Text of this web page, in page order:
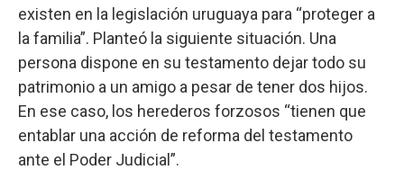
existen en la legislación uruguaya para “proteger a
la familia”. Planteó la siguiente situación. Una
persona dispone en su testamento dejar todo su
patrimonio a un amigo a pesar de tener dos hijos.
En ese caso, los herederos forzosos “tienen que
entablar una acción de reforma del testamento
ante el Poder Judicial”.